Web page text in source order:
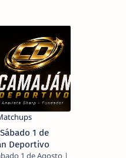
1 de
Deportivo
1 de Agosto |